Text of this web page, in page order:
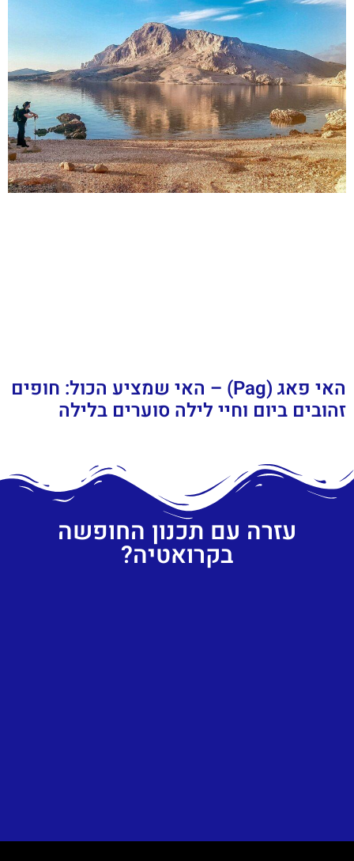
האי פאג (Pag) – האי שמציע הכול: חופים
זהובים ביום וחיי לילה סוערים בלילה
עזרה עם תכנון החופשה
בקרואטיה?